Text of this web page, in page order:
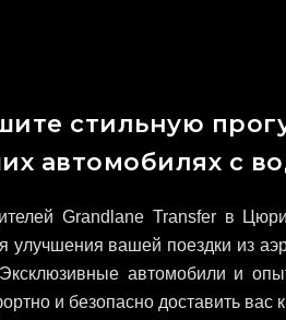
стильную
автомобилях с
Grandlane Transfer в
улучшения вашей поездки из
автомобили и
и безопасно доставить вас